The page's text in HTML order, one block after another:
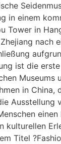
in einem
Tower in
nach
ist die
Museums
in China,
Ausstellung
einen
kulturellen
Titel